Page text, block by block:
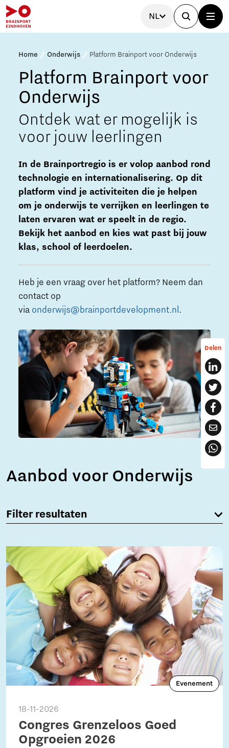
NL
Home Onderwijs Platform Brainport voor Onderwijs
Platform Brainport voor
Onderwijs
Ontdek wat er mogelijk is
voor jouw leerlingen
In de Brainportregio is er volop aanbod rond
technologie en internationalisering. Op dit
platform vind je activiteiten die je helpen
om je onderwijs te verrijken en leerlingen te
laten ervaren wat er speelt in de regio.
Bekijk het aanbod en kies wat past bij jouw
klas, school of leerdoelen.
Heb je een vraag over het platform? Neem dan
contact op
via onderwijs@brainportdevelopment.nl.
Delen
Aanbod voor Onderwijs
Filter resultaten
Evenement
18-11-2026
Congres Grenzeloos Goed
Opgroeien 2026